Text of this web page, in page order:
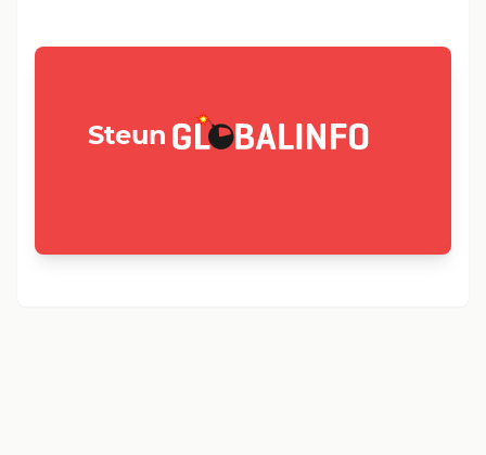
Steun GLOBALINFO.nl